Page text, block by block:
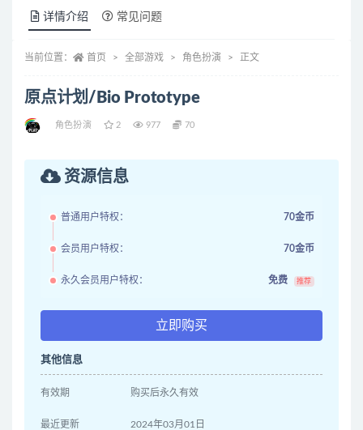
详情介绍 常见问题
当前位置： 首页 全部游戏 角色扮演 正文
原点计划/Bio Prototype
角色扮演 2 977 70
资源信息
普通用户特权： 70金币
会员用户特权： 70金币
永久会员用户特权： 免费 推荐
立即购买
其他信息
有效期 购买后永久有效
最近更新 2024年03月01日